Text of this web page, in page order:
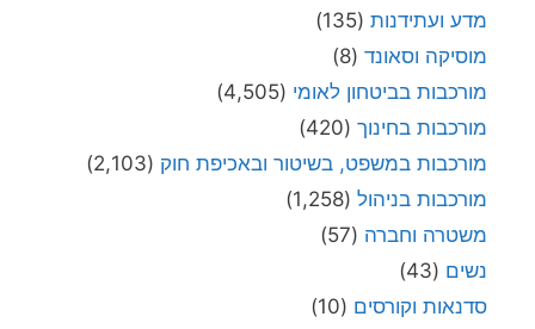
מדע ועתידנות (135)
מוסיקה וסאונד (8)
מורכבות בביטחון לאומי (4,505)
מורכבות בחינוך (420)
מורכבות במשפט, בשיטור ובאכיפת חוק (2,103)
מורכבות בניהול (1,258)
משטרה וחברה (57)
נשים (43)
סדנאות וקורסים (10)